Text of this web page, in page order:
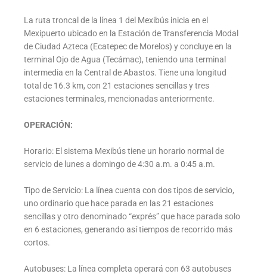
La ruta troncal de la línea 1 del Mexibús inicia en el
Mexipuerto ubicado en la Estación de Transferencia Modal
de Ciudad Azteca (Ecatepec de Morelos) y concluye en la
terminal Ojo de Agua (Tecámac), teniendo una terminal
intermedia en la Central de Abastos. Tiene una longitud
total de 16.3 km, con 21 estaciones sencillas y tres
estaciones terminales, mencionadas anteriormente.
OPERACIÓN:
Horario: El sistema Mexibús tiene un horario normal de
servicio de lunes a domingo de 4:30 a.m. a 0:45 a.m.
Tipo de Servicio: La línea cuenta con dos tipos de servicio,
uno ordinario que hace parada en las 21 estaciones
sencillas y otro denominado “exprés” que hace parada solo
en 6 estaciones, generando así tiempos de recorrido más
cortos.
Autobuses: La línea completa operará con 63 autobuses